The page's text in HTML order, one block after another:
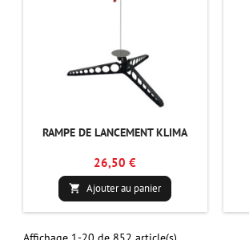
RAMPE DE LANCEMENT KLIMA
26,50 €
 Ajouter au panier